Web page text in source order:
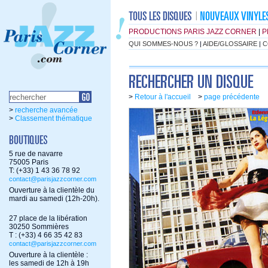
PRODUCTIONS PARIS JAZZ CORNER
QUI SOMMES-NOUS ? | AIDE/GLOSSAIRE |
> recherche avancée
> Classement thématique
5 rue de navarre
75005 Paris
T: (+33) 1 43 36 78 92
contact@parisjazzcorner.com
Ouverture à la clientèle du
mardi au samedi (12h-20h).
27 place de la libération
30250 Sommières
T : (+33) 4 66 35 42 83
contact@parisjazzcorner.com
Ouverture à la clientèle :
les samedi de 12h à 19h
> Retour à l'accueil > page précédente